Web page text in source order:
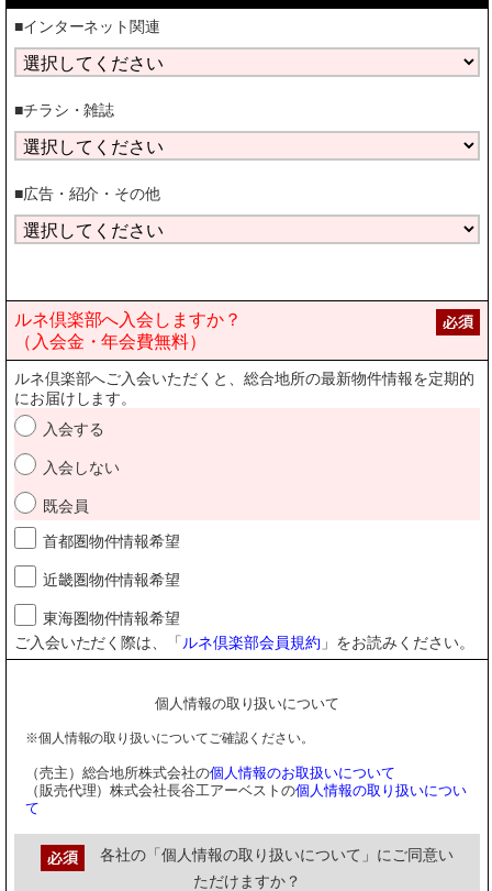
■インターネット関連
■チラシ・雑誌
■広告・紹介・その他
ルネ倶楽部へ入会しますか？
（入会金・年会費無料）
ルネ倶楽部へご入会いただくと、総合地所の最新物件情報を定期的
にお届けします。
入会する
入会しない
既会員
首都圏物件情報希望
近畿圏物件情報希望
東海圏物件情報希望
ご入会いただく際は、「 ルネ倶楽部会員規約 」をお読みください。
個人情報の取り扱いについて
※個人情報の取り扱いについてご確認ください。
（売主）総合地所株式会社の個人情報のお取扱いについて
（販売代理）株式会社長谷工アーベストの個人情報の取り扱いについ
て
各社の「個人情報の取り扱いについて」にご同意い
ただけますか？